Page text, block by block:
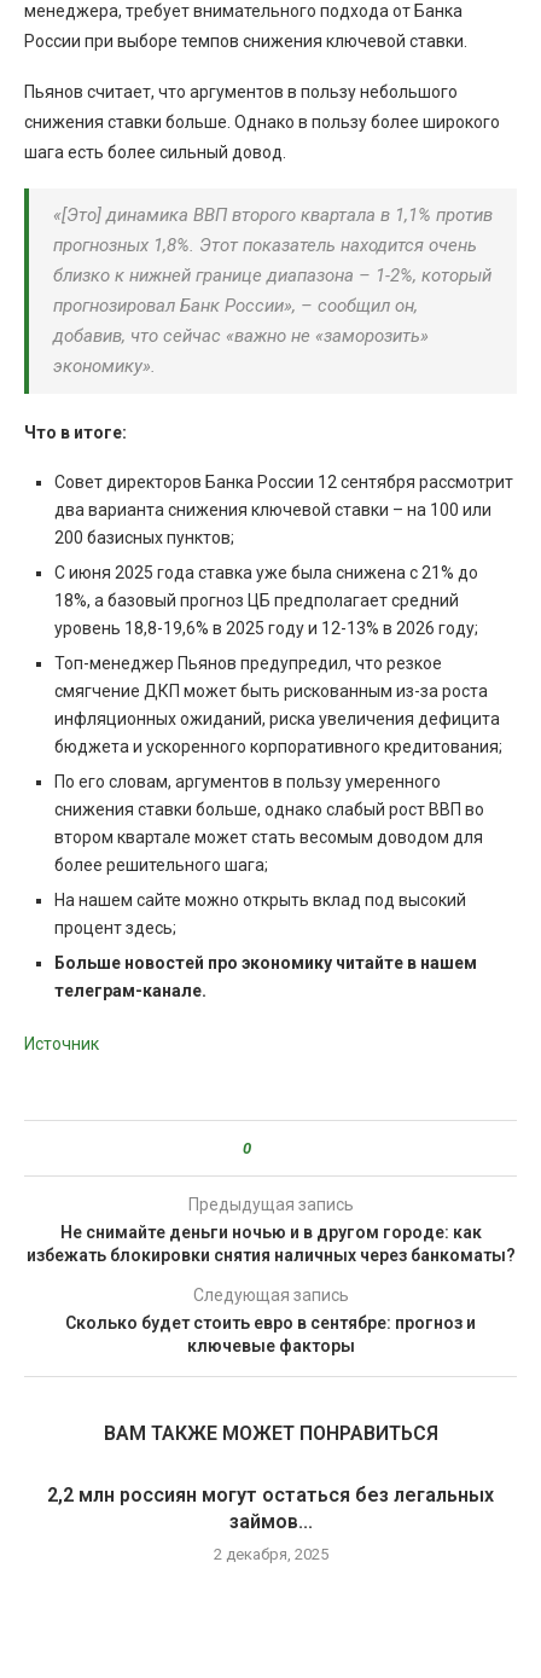
менеджера, требует внимательного подхода от Банка
России при выборе темпов снижения ключевой ставки.
Пьянов считает, что аргументов в пользу небольшого
снижения ставки больше. Однако в пользу более широкого
шага есть более сильный довод.
«[Это] динамика ВВП второго квартала в 1,1% против
прогнозных 1,8%. Этот показатель находится очень
близко к нижней границе диапазона – 1-2%, который
прогнозировал Банк России», – сообщил он,
добавив, что сейчас «важно не «заморозить»
экономику».
Что в итоге:
Совет директоров Банка России 12 сентября рассмотрит
два варианта снижения ключевой ставки – на 100 или
200 базисных пунктов;
С июня 2025 года ставка уже была снижена с 21% до
18%, а базовый прогноз ЦБ предполагает средний
уровень 18,8-19,6% в 2025 году и 12-13% в 2026 году;
Топ-менеджер Пьянов предупредил, что резкое
смягчение ДКП может быть рискованным из-за роста
инфляционных ожиданий, риска увеличения дефицита
бюджета и ускоренного корпоративного кредитования;
По его словам, аргументов в пользу умеренного
снижения ставки больше, однако слабый рост ВВП во
втором квартале может стать весомым доводом для
более решительного шага;
На нашем сайте можно открыть вклад под высокий
процент здесь;
Больше новостей про экономику читайте в нашем
телеграм-канале.
Источник
0
Предыдущая запись
Не снимайте деньги ночью и в другом городе: как
избежать блокировки снятия наличных через банкоматы?
Следующая запись
Сколько будет стоить евро в сентябре: прогноз и
ключевые факторы
ВАМ ТАКЖЕ МОЖЕТ ПОНРАВИТЬСЯ
2,2 млн россиян могут остаться без легальных
займов...
2 декабря, 2025